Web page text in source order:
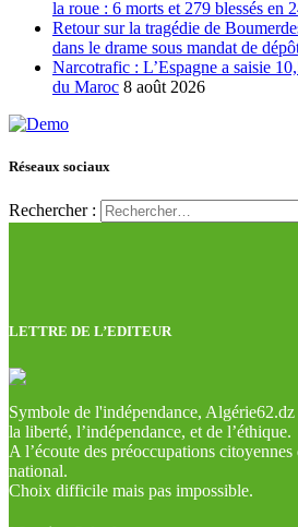
la roue : 6 morts et 279 blessés en
Retour sur la tragédie de
dans le drame sous mandat de
Narcotrafic : L’Espagne a saisie
du Maroc 8 août 2026
Réseaux sociaux
Rechercher :
LETTRE DE L’EDITEUR
Symbole de l'indépendance,
la liberté, l’indépendance, et de l’éthique.
A l’écoute des préoccupations citoyennes
national.
Choix difficile mais pas impossible.